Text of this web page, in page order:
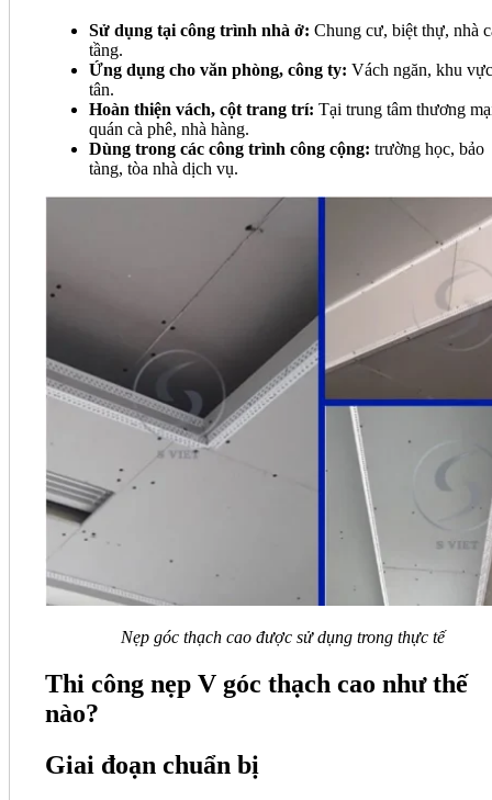
Sử dụng tại công trình nhà ở: Chung cư, biệt thự, nhà
tầng.
Ứng dụng cho văn phòng, công ty: Vách ngăn, khu
tân.
Hoàn thiện vách, cột trang trí: Tại trung tâm thương
quán cà phê, nhà hàng.
Dùng trong các công trình công cộng: trường học, bảo
tàng, tòa nhà dịch vụ.
Nẹp góc thạch cao được sử dụng trong thực tế
Thi công nẹp V góc thạch cao như thế
nào?
Giai đoạn chuẩn bị